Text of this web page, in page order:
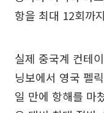
항을 최대 12회까
실제 중국계 컨테
닝보에서 영국 펠
일 만에 항해를 마